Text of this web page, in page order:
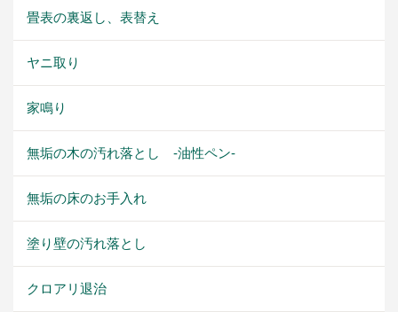
畳表の裏返し、表替え
ヤニ取り
家鳴り
無垢の木の汚れ落とし -油性ペン-
無垢の床のお手入れ
塗り壁の汚れ落とし
クロアリ退治